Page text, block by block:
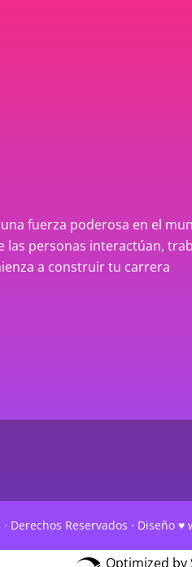
fuerza poderosa en el
las personas interactúan,
a construir tu carrera
Derechos Reservados · Diseño
Optimized